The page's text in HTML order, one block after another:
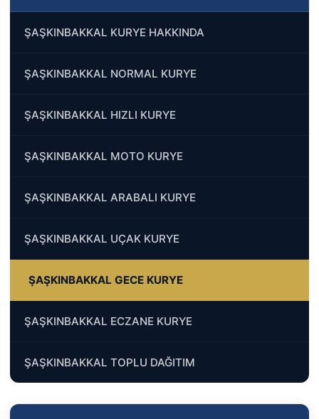
ŞAŞKINBAKKAL KURYE HAKKINDA
ŞAŞKINBAKKAL NORMAL KURYE
ŞAŞKINBAKKAL HIZLI KURYE
ŞAŞKINBAKKAL MOTO KURYE
ŞAŞKINBAKKAL ARABALI KURYE
ŞAŞKINBAKKAL UÇAK KURYE
ŞAŞKINBAKKAL GECE KURYE
ŞAŞKINBAKKAL ECZANE KURYE
ŞAŞKINBAKKAL TOPLU DAĞITIM